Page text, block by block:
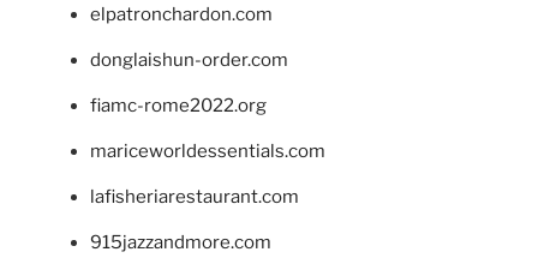
elpatronchardon.com
donglaishun-order.com
fiamc-rome2022.org
mariceworldessentials.com
lafisheriarestaurant.com
915jazzandmore.com